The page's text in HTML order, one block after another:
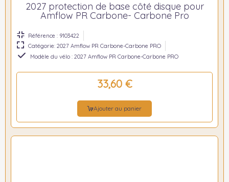
2027 protection de base côté disque pour
Amflow PR Carbone- Carbone Pro
Référence : 9103422
Catégorie: 2027 Amflow PR Carbone-Carbone PRO
Modèle du vélo : 2027 Amflow PR Carbone-Carbone PRO
33,60 €
Ajouter au panier